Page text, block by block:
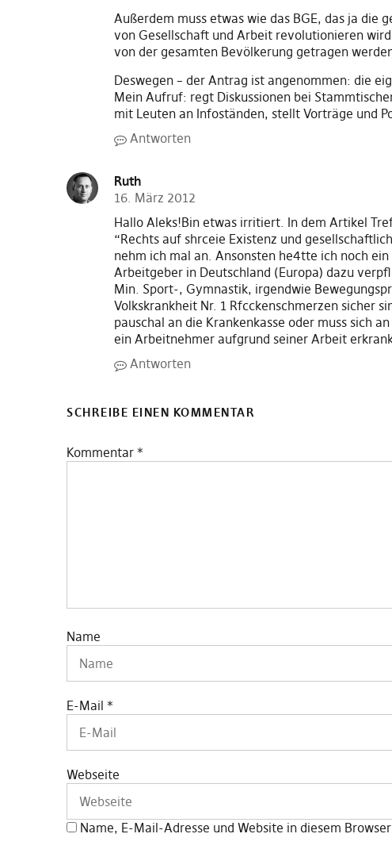
Außerdem muss etwas wie das BGE, das ja die
von Gesellschaft und Arbeit revolutionieren
von der gesamten Bevölkerung getragen
Deswegen – der Antrag ist angenommen: die
Mein Aufruf: regt Diskussionen bei
mit Leuten an Infoständen, stellt Vorträge und
Antworten
Ruth
16. März 2012
Hallo Aleks!Bin etwas irritiert. In dem Artikel
“Rechts auf shrceie Existenz und
nehm ich mal an. Ansonsten he4tte ich noch
Arbeitgeber in Deutschland (Europa) dazu
Min. Sport-, Gymnastik, irgendwie
Volkskrankheit Nr. 1 Rfcckenschmerzen sicher
pauschal an die Krankenkasse oder muss sich
ein Arbeitnehmer aufgrund seiner Arbeit
Antworten
SCHREIBE EINEN KOMMENTAR
Kommentar *
Name
E-Mail *
Webseite
Name, E-Mail-Adresse und Website in diesem